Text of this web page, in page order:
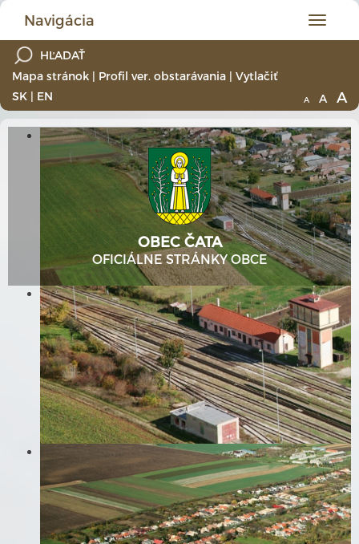
Hlavné
menu
Navigácia
Mapa stránok | Profil ver. obstarávania | Vytlačiť
SK | EN A A A
OBEC ČATA
OFICIÁLNE STRÁNKY OBCE